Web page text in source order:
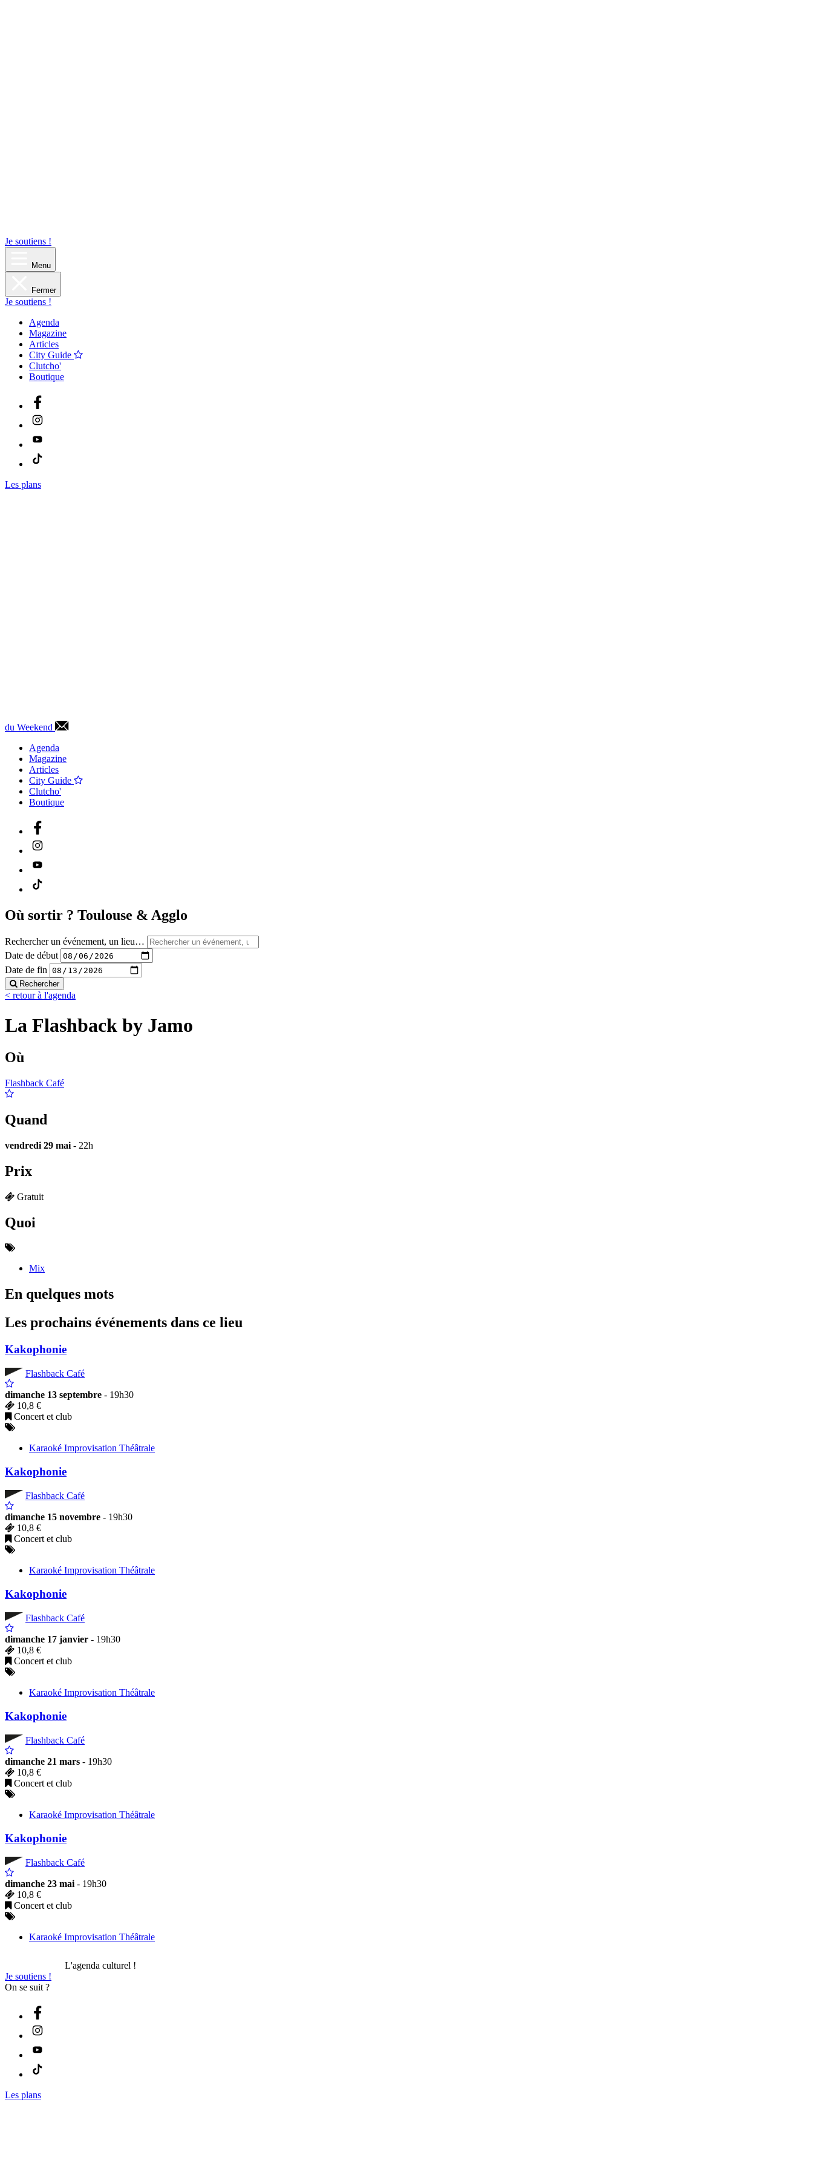
Je soutiens !
Menu
Fermer
Je soutiens !
Agenda
Magazine
Articles
City Guide
Clutcho'
Boutique
Les plans
du Weekend
Agenda
Magazine
Articles
City Guide
Clutcho'
Boutique
Où sortir ? Toulouse & Agglo
Rechercher un événement, un lieu…
Date de début
Date de fin
Rechercher
< retour à l'agenda
La Flashback by Jamo
Où
Flashback Café
Quand
vendredi 29 mai - 22h
Prix
Gratuit
Quoi
Mix
En quelques mots
Les prochains événements dans ce lieu
Kakophonie
Flashback Café
dimanche 13 septembre - 19h30
10,8 €
Concert et club
Karaoké Improvisation Théâtrale
Kakophonie
Flashback Café
dimanche 15 novembre - 19h30
10,8 €
Concert et club
Karaoké Improvisation Théâtrale
Kakophonie
Flashback Café
dimanche 17 janvier - 19h30
10,8 €
Concert et club
Karaoké Improvisation Théâtrale
Kakophonie
Flashback Café
dimanche 21 mars - 19h30
10,8 €
Concert et club
Karaoké Improvisation Théâtrale
Kakophonie
Flashback Café
dimanche 23 mai- 19h30
10,8 €
Concert et club
Karaoké Improvisation Théâtrale
L'agenda culturel !
Je soutiens !
On se suit ?
Les plans